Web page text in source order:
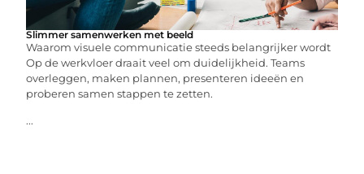
Slimmer samenwerken met beeld
Waarom visuele communicatie steeds belangrijker wordt
Op de werkvloer draait veel om duidelijkheid. Teams
overleggen, maken plannen, presenteren ideeën en
proberen samen stappen te zetten.
...